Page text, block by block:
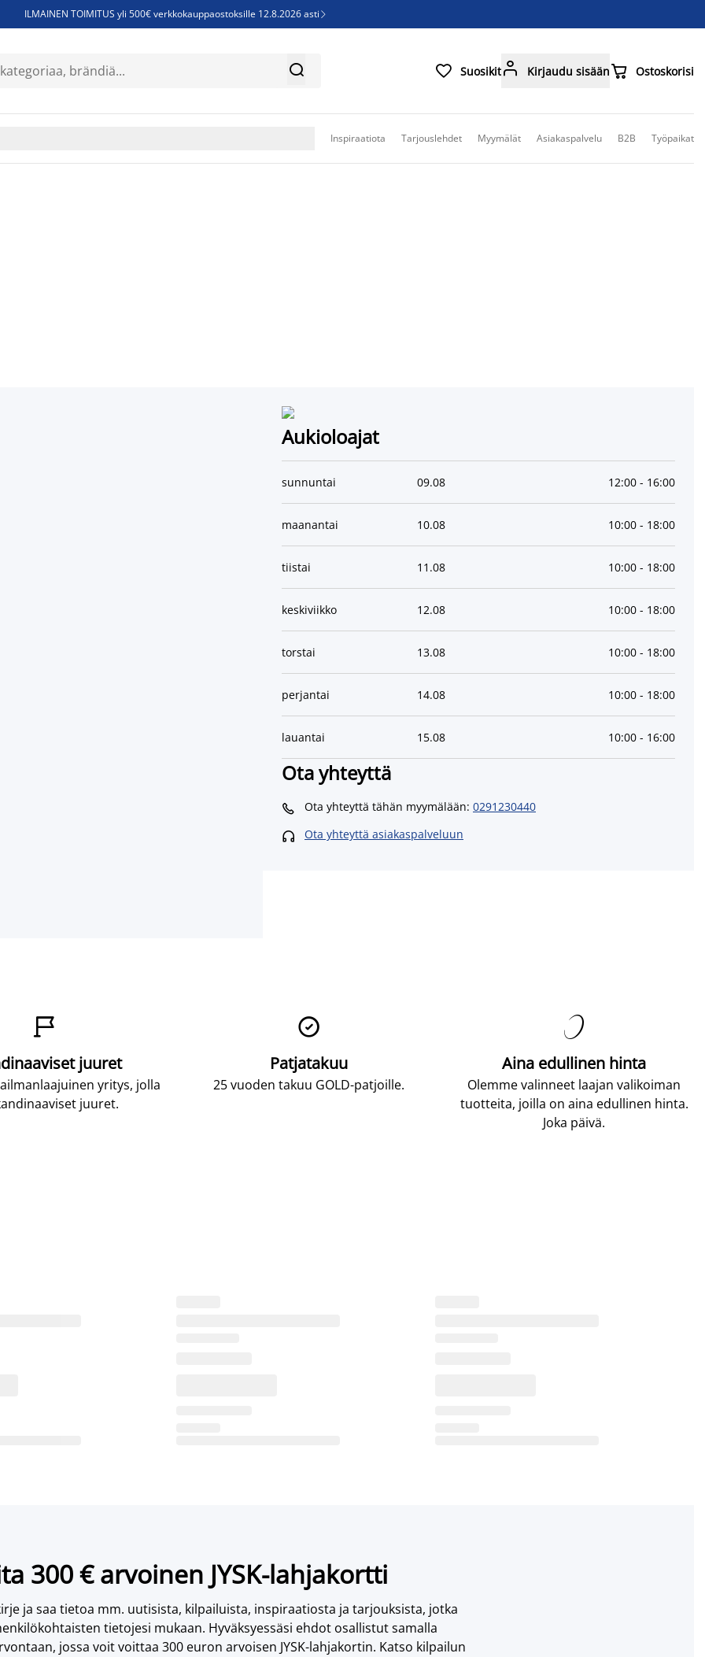
ILMAINEN TOIMITUS yli 500€ verkkokauppaostoksille 12.8.2026 asti 
Sijauspatjoja - Säästä jopa 60%   Suosikit Kirjaudu sisään Ostoskorisi
Inspiraatiota Tarjouslehdet Myymälät Asiakaspalvelu B2B Työpaikat
Aukioloajat
sunnuntai 09.08 12:00 - 16:00
maanantai 10.08 10:00 - 18:00
tiistai 11 .08 10:00 - 18:00
keskiviikko 12.08 10:00 - 18:00
torstai 13.08 10:00 - 18:00
perjantai 14.08 10:00 - 18:00
lauantai 15.08 10:00 - 16:00
Ota yhteyttä
 Ota yhteyttä tähän myymälään: 0291230440
 Ota yhteyttä asiakaspalveluun

juuret
yritys, jolla
juuret.

Patjatakuu
25 vuoden takuu GOLD-patjoille.

Aina edullinen hinta
Olemme valinneet laajan valikoiman
tuotteita, joilla on aina edullinen hinta.
Joka päivä.
300 € arvoinen JYSK-lahjakortti
ja saa tietoa mm. uutisista, kilpailuista, inspiraatiosta ja tarjouksista, jotka
tietojesi mukaan. Hyväksyessäsi ehdot osallistut samalla
jossa voit voittaa 300 euron arvoisen JYSK-lahjakortin. Katso kilpailun